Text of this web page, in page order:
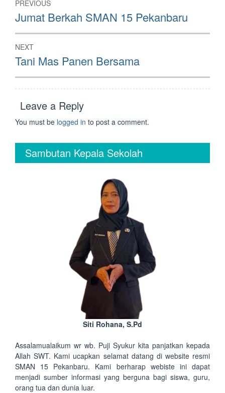
navigation
PREVIOUS
Previous
post:
Jumat Berkah SMAN 15 Pekanbaru
NEXT
Next
post:
Tani Mas Panen Bersama
Leave a Reply
You must be logged in to post a comment.
Sambutan Kepala Sekolah
Siti Rohana, S.Pd
Assalamualaikum wr wb. Puji Syukur kita panjatkan kepada
Allah SWT. Kami ucapkan selamat datang di website resmi
SMAN 15 Pekanbaru. Kami berharap webiste ini dapat
menjadi sumber informasi yang berguna bagi siswa, guru,
orang tua dan dunia luar.